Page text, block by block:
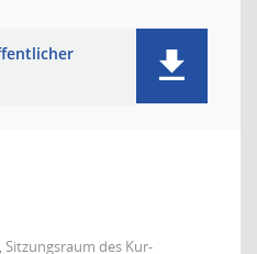
des Kur-